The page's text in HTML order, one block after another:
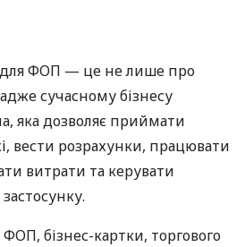
для ФОП — це не лише про
сучасному бізнесу
яка дозволяє приймати
вести розрахунки, працювати
витрати та керувати
бізнес-картки, торгового